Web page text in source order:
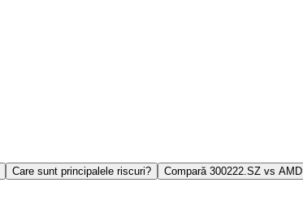
Care sunt principalele riscuri? Compară 300222.SZ vs AMD